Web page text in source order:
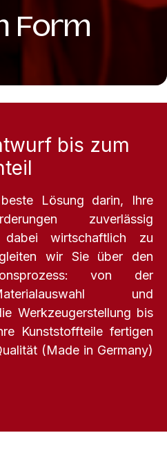
Form
bis zum
Lösung darin, Ihre
zuverlässig
wirtschaftlich zu
wir Sie über den
von der
und
Werkzeugerstellung bis
Kunststoffteile fertigen
(Made in Germany)